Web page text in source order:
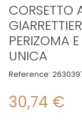
CORSETTO
PERIZOMA
UNICA
Reference:
30,74 €